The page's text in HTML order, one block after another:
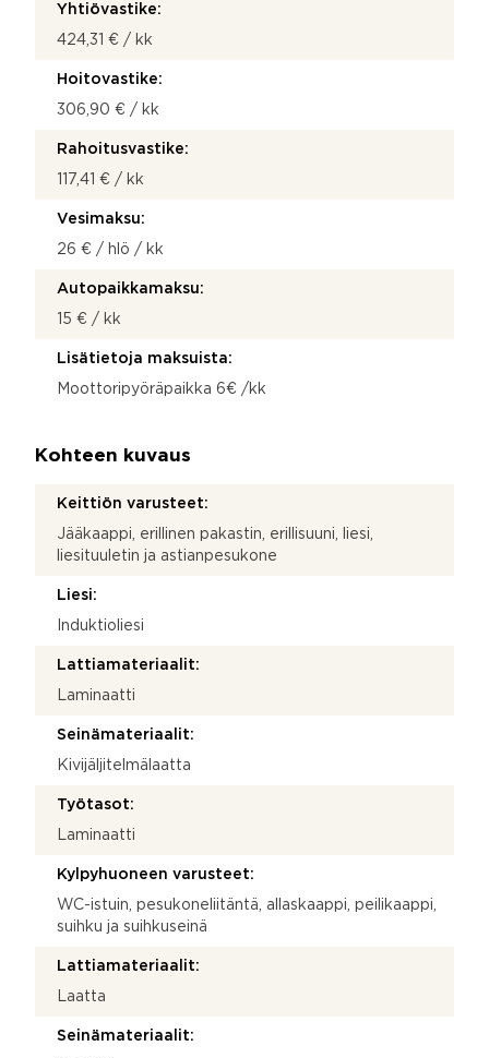
Yhtiövastike:
424,31 € / kk
Hoitovastike:
306,90 € / kk
Rahoitusvastike:
117,41 € / kk
Vesimaksu:
26 € / hlö / kk
Autopaikkamaksu:
15 € / kk
Lisätietoja maksuista:
Moottoripyöräpaikka 6€ /kk
Kohteen kuvaus
Keittiön varusteet:
Jääkaappi, erillinen pakastin, erillisuuni, liesi,
liesituuletin ja astianpesukone
Liesi:
Induktioliesi
Lattiamateriaalit:
Laminaatti
Seinämateriaalit:
Kivijäljitelmälaatta
Työtasot:
Laminaatti
Kylpyhuoneen varusteet:
WC-istuin, pesukoneliitäntä, allaskaappi, peilikaappi,
suihku ja suihkuseinä
Lattiamateriaalit:
Laatta
Seinämateriaalit: